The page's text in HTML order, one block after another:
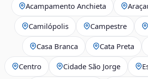
Acampamento Anchieta
Camilópolis Campestre
Casa Branca Cata Preta
Centro Cidade São Jorge